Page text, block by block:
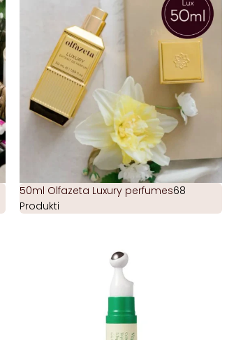
50ml Olfazeta Luxury perfumes68
Produkti